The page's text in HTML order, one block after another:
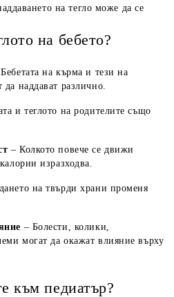
на тегло може да се
на бебето?
на кърма и тези на
да наддават различно.
и теглото на родителите също
– Колкото повече се движи
изразходва.
на твърди храни променя
– Болести, колики,
могат да окажат влияние върху
към педиатър?